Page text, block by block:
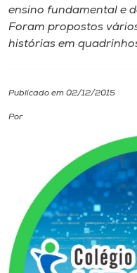
Internacionalização
I.nova
Diplomados
Biblioteca
Editora
ensino fundamental e
Foram propostos
histórias em
Publicado em 02/12/2015
Por